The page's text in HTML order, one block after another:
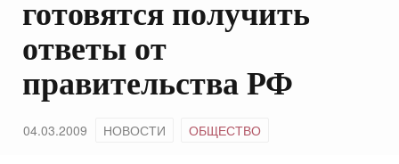
готовятся получить
ответы от
правительства РФ
04.03.2009 НОВОСТИ ОБЩЕСТВО